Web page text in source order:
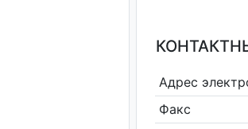
Адрес
Факс